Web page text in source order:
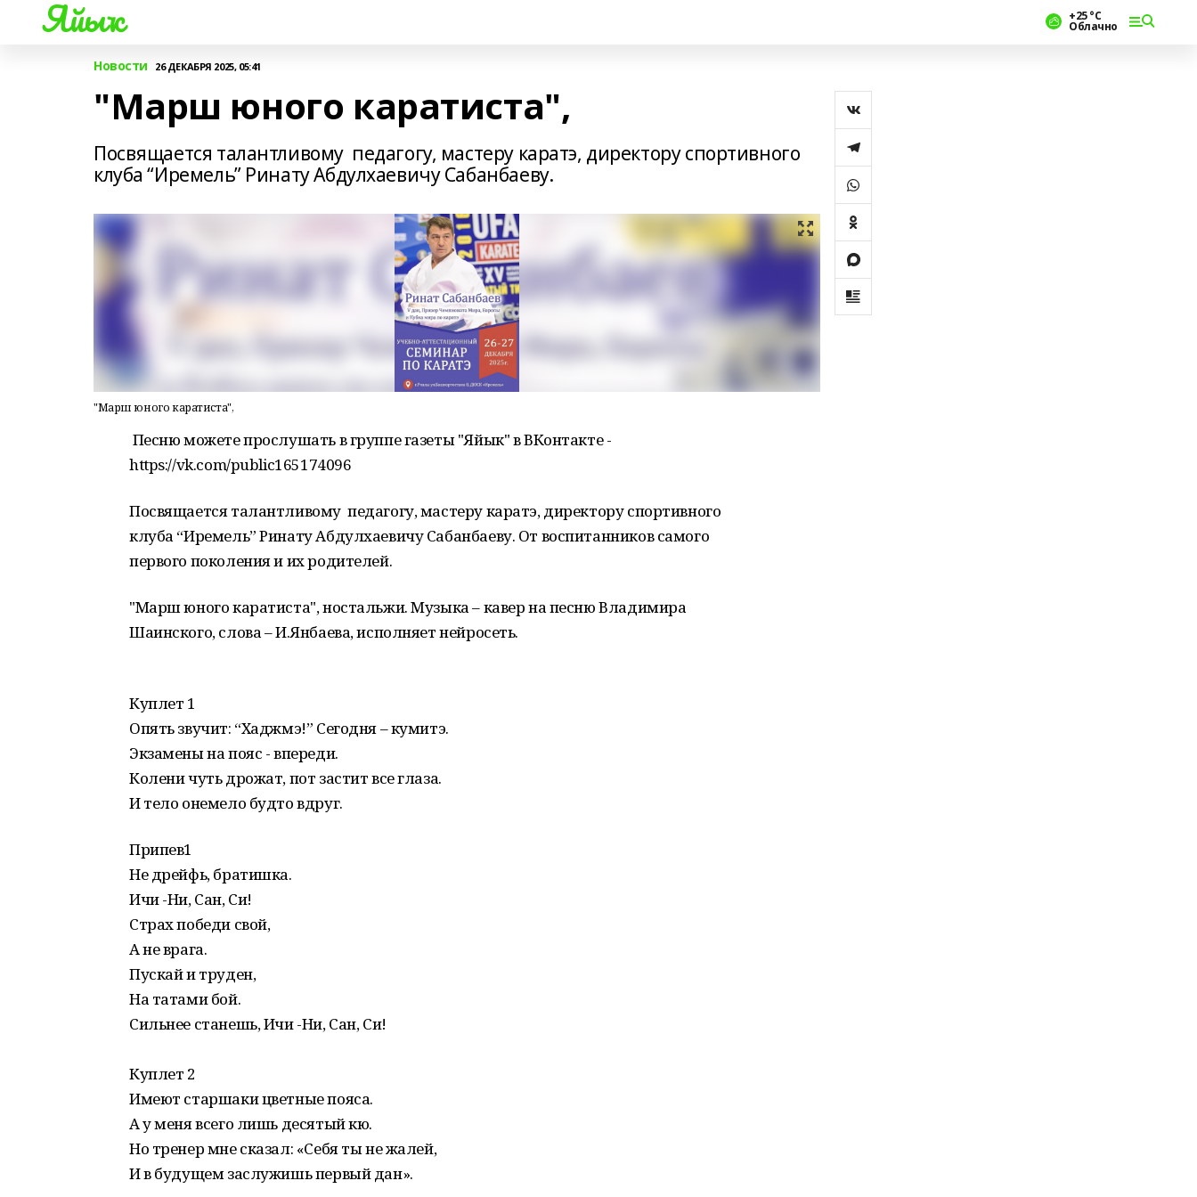
Яйыҡ +25 °С
Облачно
Новости 26 ДЕКАБРЯ 2025, 05:41
"Марш юного каратиста",
Посвящается талантливому педагогу, мастеру каратэ, директору спортивного
клуба “Иремель” Ринату Абдулхаевичу Сабанбаеву.
"Марш юного каратиста",
Песню можете прослушать в группе газеты "Яйык" в ВКонтакте -
https://vk.com/public165174096
Посвящается талантливому педагогу, мастеру каратэ, директору спортивного
клуба “Иремель” Ринату Абдулхаевичу Сабанбаеву. От воспитанников самого
первого поколения и их родителей.
"Марш юного каратиста", ностальжи. Музыка – кавер на песню Владимира
Шаинского, слова – И.Янбаева, исполняет нейросеть.
Куплет 1
Опять звучит: “Хаджмэ!” Сегодня – кумитэ.
Экзамены на пояс - впереди.
Колени чуть дрожат, пот застит все глаза.
И тело онемело будто вдруг.
Припев1
Не дрейфь, братишка.
Ичи -Ни, Сан, Си!
Страх победи свой,
А не врага.
Пускай и труден,
На татами бой.
Сильнее станешь, Ичи -Ни, Сан, Си!
Куплет 2
Имеют старшаки цветные пояса.
А у меня всего лишь десятый кю.
Но тренер мне сказал: «Себя ты не жалей,
И в будущем заслужишь первый дан».